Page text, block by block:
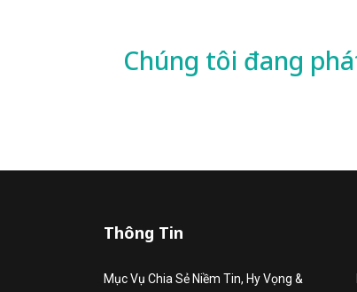
Chúng tôi đang
Thông Tin
Mục Vụ Chia Sẻ Niềm Tin, Hy Vọng &